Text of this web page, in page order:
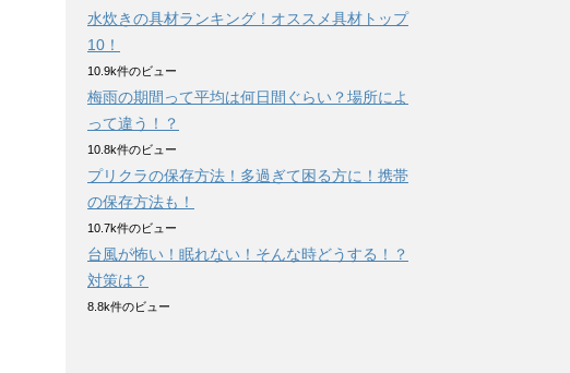
水炊きの具材ランキング！オススメ具材トップ
10！
10.9k件のビュー
梅雨の期間って平均は何日間ぐらい？場所によ
って違う！？
10.8k件のビュー
プリクラの保存方法！多過ぎて困る方に！携帯
の保存方法も！
10.7k件のビュー
台風が怖い！眠れない！そんな時どうする！？
対策は？
8.8k件のビュー